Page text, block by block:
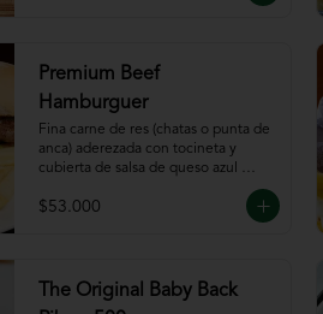
Premium Beef
Hamburguer
Fina carne de res (chatas o punta de
anca) aderezada con tocineta y
cubierta de salsa de queso azul
acompañada de papas a la francesa.
$53.000
The Original Baby Back